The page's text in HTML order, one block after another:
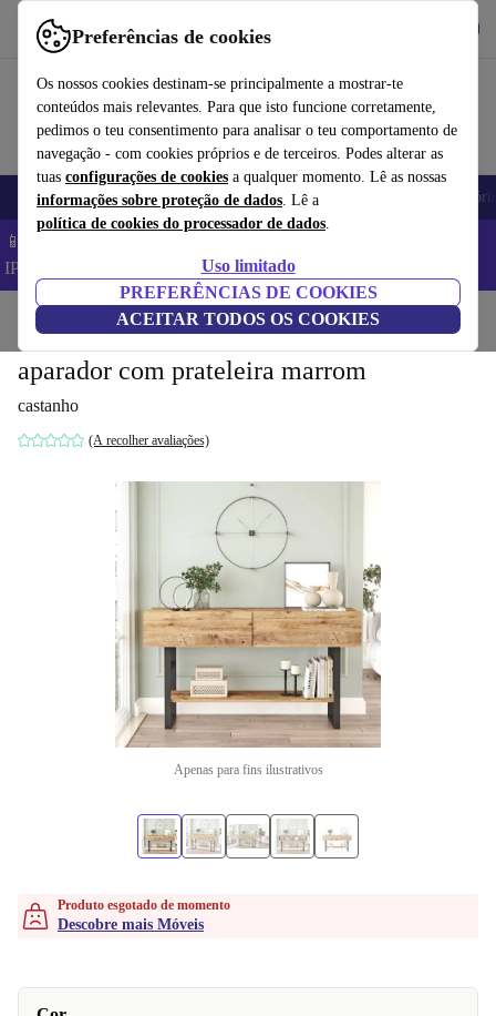
Preferências de cookies
Os nossos cookies destinam-se principalmente a mostrar-te
conteúdos mais relevantes. Para que isto funcione corretamente,
pedimos o teu consentimento para analisar o teu comportamento de
navegação - com cookies próprios e de terceiros. Podes alterar as
tuas configurações de cookies a qualquer momento. Lê as nossas
informações sobre proteção de dados. Lê a
política de cookies do processador de dados.
Uso limitado
PREFERÊNCIAS DE COOKIES
ACEITAR TODOS OS COOKIES
Use o refurbed de forma rápida e fácil
Telemóveis Computadores Portáteis Tablets
📱 Poupa 5% EXTRA em todos os iPhones – Código:
IPHONEDEAL –
Início Casa Móveis
aparador com prateleira marrom
castanho
(A recolher avaliações)
Apenas para fins ilustrativos
Produto esgotado de momento
Descobre mais Móveis